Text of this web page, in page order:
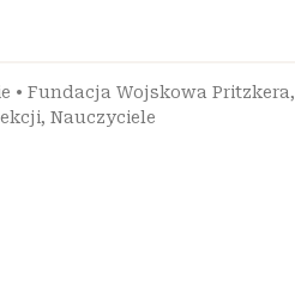
• Fundacja Wojskowa Pritzkera,
, Nauczyciele